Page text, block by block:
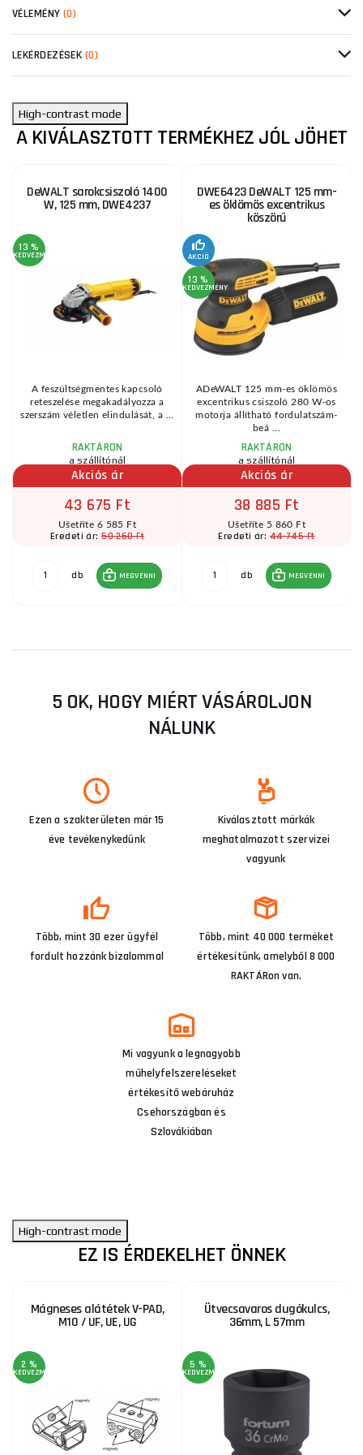
VÉLEMÉNY (0)
LEKÉRDEZÉSEK (0)
High-contrast mode
A KIVÁLASZTOTT TERMÉKHEZ JÓL JÖHET
DeWALT sarokcsiszoló 1400
W, 125 mm, DWE4237
13 %
KEDVEZMÉNY
A feszültségmentes kapcsoló
reteszelése megakadályozza a
szerszám véletlen elindulását, a ...
RAKTÁRON
a szállítónál
Akciós ár
43 675 Ft
Ušetříte 6 585 Ft
Eredeti ár:50 260 Ft
db MEGVENNI
DWE6423 DeWALT 125 mm-
es öklömös excentrikus
köszörű
AKCIÓ
13 %
KEDVEZMÉNY
ADeWALT 125 mm-es öklömös
excentrikus csiszoló 280 W-os
motorja állítható fordulatszám-
beá ...
RAKTÁRON
a szállítónál
Akciós ár
38 885 Ft
Ušetříte 5 860 Ft
Eredeti ár:44 745 Ft
db MEGVENNI
5 OK, HOGY MIÉRT VÁSÁROLJON
NÁLUNK
Ezen a szakterületen már 15
éve tevékenykedünk
Kiválasztott márkák
meghatalmazott szervizei
vagyunk
Több, mint 30 ezer ügyfél
fordult hozzánk bizalommal
Több, mint 40 000 terméket
értékesítünk, amelyből 8 000
RAKTÁRon van.
Mi vagyunk a legnagyobb
műhelyfelszereléseket
értékesítő webáruház
Csehországban és
Szlovákiában
High-contrast mode
EZ IS ÉRDEKELHET ÖNNEK
Mágneses alátétek V-PAD,
M10 / UF, UE, UG
2 %
KEDVEZMÉNY
Ütvecsavaros dugókulcs,
36mm, L 57mm
5 %
KEDVEZMÉNY